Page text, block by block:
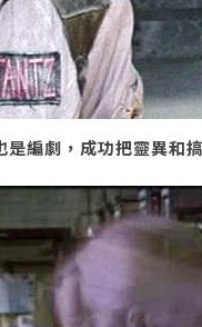
編劇，成功把靈異和